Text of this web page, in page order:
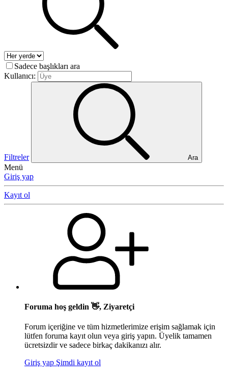
Sadece başlıkları ara
Kullanıcı:
Filtreler Ara
Menü
Giriş yap
Kayıt ol
Foruma hoş geldin 👋, Ziyaretçi
Forum içeriğine ve tüm hizmetlerimize erişim sağlamak için
lütfen foruma kayıt olun veya giriş yapın. Üyelik tamamen
ücretsizdir ve sadece birkaç dakikanızı alır.
Giriş yap Şimdi kayıt ol